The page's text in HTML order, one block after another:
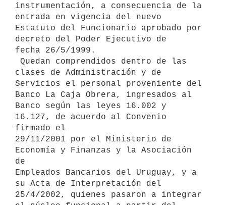
instrumentación, a consecuencia de la
entrada en vigencia del nuevo
Estatuto del Funcionario aprobado por
decreto del Poder Ejecutivo de
fecha 26/5/1999.
clases de Administración y de
Servicios el personal proveniente del
Banco La Caja Obrera, ingresados al
Banco según las leyes 16.002 y
16.127, de acuerdo al Convenio
firmado el
29/11/2001 por el Ministerio de
Economía y Finanzas y la Asociación
de
Empleados Bancarios del Uruguay, y a
su Acta de Interpretación del
25/4/2002, quienes pasaron a integrar